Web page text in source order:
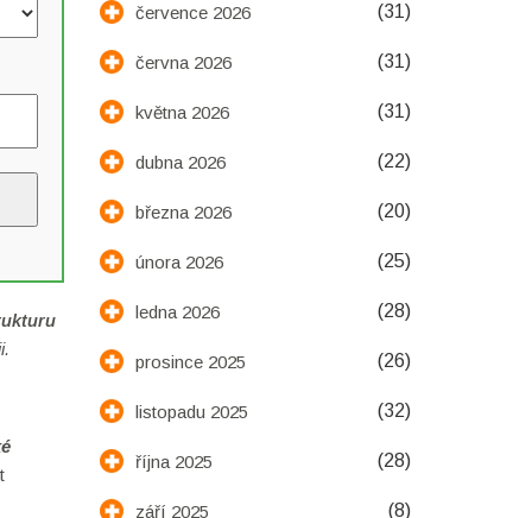
července 2026 (31)
června 2026 (31)
května 2026 (31)
dubna 2026 (22)
března 2026 (20)
února 2026 (25)
ledna 2026 (28)
prosince 2025 (26)
listopadu 2025 (32)
října 2025 (28)
září 2025 (8)